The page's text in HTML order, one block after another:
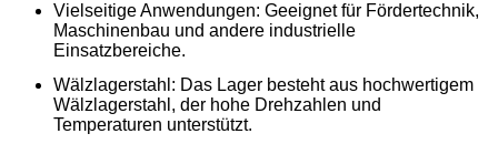
Vielseitige Anwendungen: Geeignet für Fördertechnik,
Maschinenbau und andere industrielle
Einsatzbereiche.
Wälzlagerstahl: Das Lager besteht aus hochwertigem
Wälzlagerstahl, der hohe Drehzahlen und
Temperaturen unterstützt.